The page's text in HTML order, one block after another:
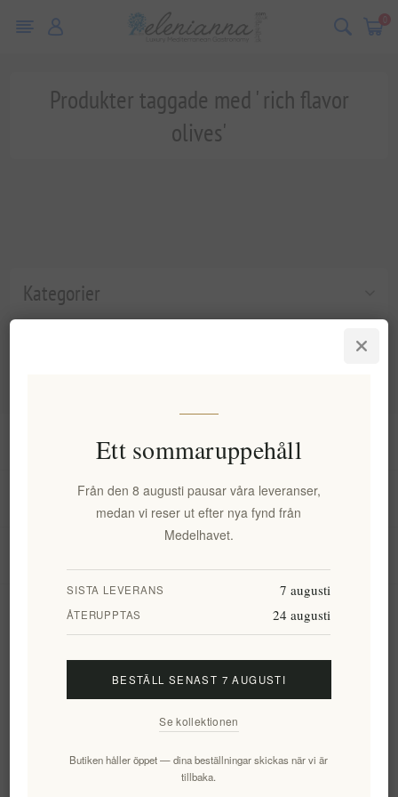
0
Kategorier
Produkter taggade med ' rich flavor
olives'
Mitt konto
Prenumerera Avsluta bevakning
Ett sommaruppehåll
Från den 8 augusti pausar våra leveranser,
medan vi reser ut efter nya fynd från
Medelhavet.
SISTA LEVERANS 7 augusti
ÅTERUPPTAS 24 augusti
BESTÄLL SENAST 7 AUGUSTI
Se kollektionen
Butiken håller öppet — dina beställningar skickas när vi är
tillbaka.